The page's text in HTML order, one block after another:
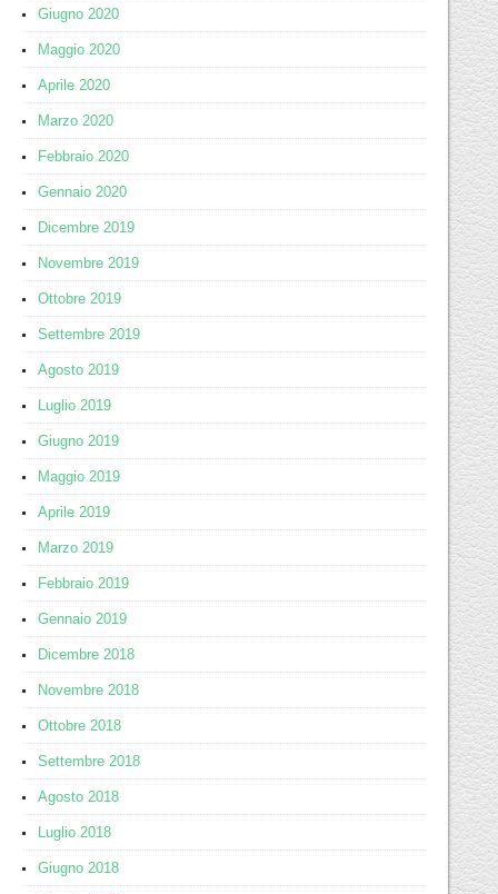
Giugno 2020
Maggio 2020
Aprile 2020
Marzo 2020
Febbraio 2020
Gennaio 2020
Dicembre 2019
Novembre 2019
Ottobre 2019
Settembre 2019
Agosto 2019
Luglio 2019
Giugno 2019
Maggio 2019
Aprile 2019
Marzo 2019
Febbraio 2019
Gennaio 2019
Dicembre 2018
Novembre 2018
Ottobre 2018
Settembre 2018
Agosto 2018
Luglio 2018
Giugno 2018